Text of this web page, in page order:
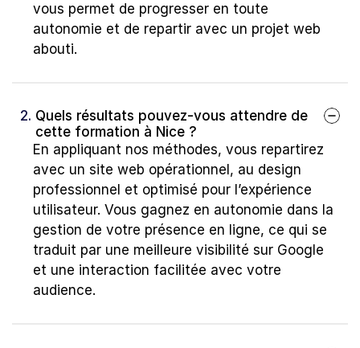
vous permet de progresser en toute
autonomie et de repartir avec un projet web
abouti.
2. Quels résultats pouvez-vous attendre de
cette formation à Nice ?
En appliquant nos méthodes, vous repartirez
avec un site web opérationnel, au design
professionnel et optimisé pour l’expérience
utilisateur. Vous gagnez en autonomie dans la
gestion de votre présence en ligne, ce qui se
traduit par une meilleure visibilité sur Google
et une interaction facilitée avec votre
audience.